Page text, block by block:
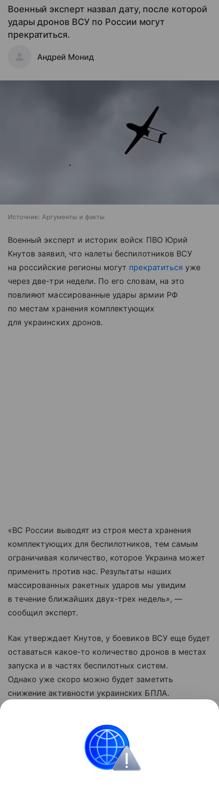
Военный эксперт назвал дату, после которой
удары дронов ВСУ по России могут
прекратиться.
Андрей Монид
Источник: Аргументы и факты
Военный эксперт и историк войск ПВО Юрий
Кнутов заявил, что налеты беспилотников ВСУ
на российские регионы могут прекратиться уже
через две-три недели. По его словам, на это
повлияют массированные удары армии РФ
по местам хранения комплектующих
для украинских дронов.
«ВС России выводят из строя места хранения
комплектующих для беспилотников, тем самым
ограничивая количество, которое Украина может
применить против нас. Результаты наших
массированных ракетных ударов мы увидим
в течение ближайших двух-трех недель», —
сообщил эксперт.
Как утверждает Кнутов, у боевиков ВСУ еще будет
оставаться какое-то количество дронов в местах
запуска и в частях беспилотных систем.
Однако уже скоро можно будет заметить
снижение активности украинских БПЛА.
Россия Армия